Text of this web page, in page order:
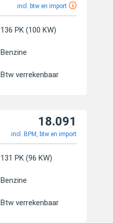
incl. btw en import
136 PK (100 KW)
Benzine
Btw verrekenbaar
18.091
incl. BPM, btw en import
131 PK (96 KW)
Benzine
Btw verrekenbaar